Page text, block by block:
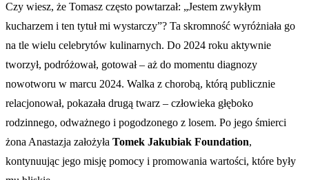
Czy wiesz, że Tomasz często powtarzał: „Jestem zwykłym
kucharzem i ten tytuł mi wystarczy”? Ta skromność wyróżniała go
na tle wielu celebrytów kulinarnych. Do 2024 roku aktywnie
tworzył, podróżował, gotował – aż do momentu diagnozy
nowotworu w marcu 2024. Walka z chorobą, którą publicznie
relacjonował, pokazała drugą twarz – człowieka głęboko
rodzinnego, odważnego i pogodzonego z losem. Po jego śmierci
żona Anastazja założyła Tomek Jakubiak Foundation,
kontynuując jego misję pomocy i promowania wartości, które były